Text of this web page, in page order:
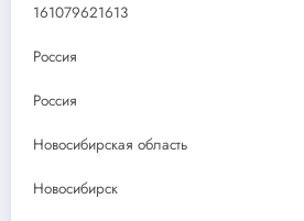
161079621613
Россия
Россия
Новосибирская область
Новосибирск